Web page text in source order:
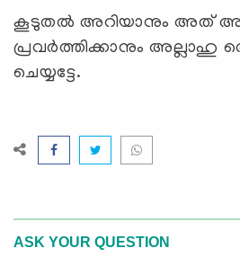
കൂടുതല്‍ അറിയാനും അത്
പ്രവര്‍ത്തിക്കാനും അല്ലാഹു
ചെയ്യട്ടേ.
ASK YOUR QUESTION